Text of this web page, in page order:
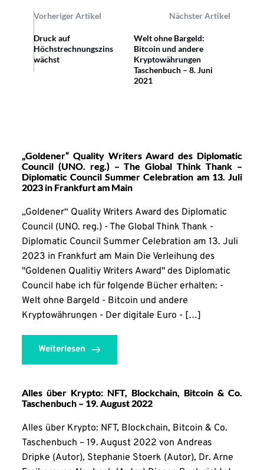
Vorheriger Artikel Nächster Artikel
Druck auf
Höchstrechnungszins
wächst
Welt ohne Bargeld:
Bitcoin und andere
Kryptowährungen
Taschenbuch – 8. Juni
2021
„Goldener“ Quality Writers Award des Diplomatic
Council (UNO. reg.) – The Global Think Thank –
Diplomatic Council Summer Celebration am 13. Juli
2023 in Frankfurt am Main
„Goldener“ Quality Writers Award des Diplomatic
Council (UNO. reg.) - The Global Think Thank -
Diplomatic Council Summer Celebration am 13. Juli
2023 in Frankfurt am Main Die Verleihung des
"Goldenen Qualitiy Writers Award" des Diplomatic
Council habe ich für folgende Bücher erhalten: -
Welt ohne Bargeld - Bitcoin und andere
Kryptowährungen - Der digitale Euro - […]
Weiterlesen
Alles über Krypto: NFT, Blockchain, Bitcoin & Co.
Taschenbuch – 19. August 2022
Alles über Krypto: NFT, Blockchain, Bitcoin & Co.
Taschenbuch – 19. August 2022 von Andreas
Dripke (Autor), Stephanie Stoerk (Autor), Dr. Arne